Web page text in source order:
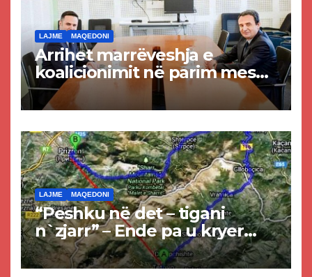
LAJME MAQEDONI
Arrihet marrëveshja e
koalicionimit në parim mes
Kurtit dhe Abdixhikut
LAJME MAQEDONI
“Peshku në det – tigani
n`zjarr” – Ende pa u kryer
projekti i tunelit, komuna e
Tetovës nis punimet për